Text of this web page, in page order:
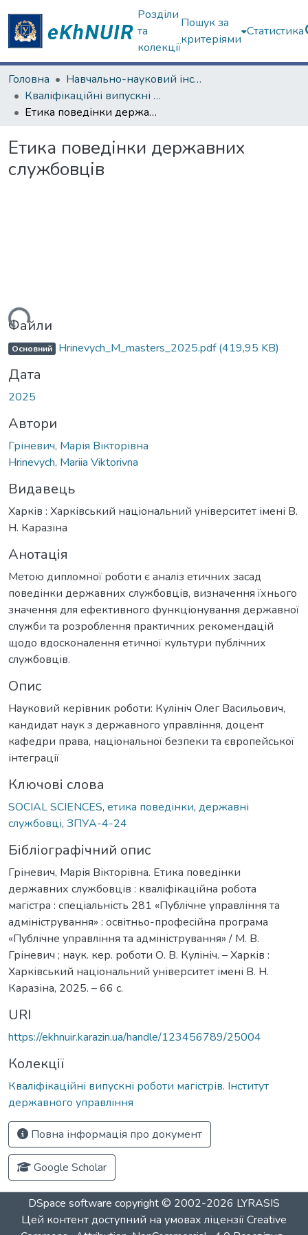
Розділи
та
колекції
Пошук за
критеріями
Статистика
Головна
Навчально-науковий інститут "Інститут державного управління"
Кваліфікаційні випускні роботи магістрів. Інститут державного управління
Етика поведінки державних службовців
Етика поведінки державних
службовців
Файли
Основний Hrinevych_M_masters_2025.pdf(419,95 KB)
Дата
2025
Автори
Гріневич, Марія Вікторівна
Hrinevych, Mariia Viktorivna
Видавець
Харків : Харківський національний університет імені В.
Н. Каразіна
Анотація
Метою дипломної роботи є аналіз етичних засад
поведінки державних службовців, визначення їхнього
значення для ефективного функціонування державної
служби та розроблення практичних рекомендацій
щодо вдосконалення етичної культури публічних
службовців.
Опис
Науковий керівник роботи: Кулініч Олег Васильович,
кандидат наук з державного управління, доцент
кафедри права, національної безпеки та європейської
інтеграції
Ключові слова
SOCIAL SCIENCES, етика поведінки, державні
службовці, ЗПУА-4-24
Бібліографічний опис
Гріневич, Марія Вікторівна. Етика поведінки
державних службовців : кваліфікаційна робота
магістра : спеціальність 281 «Публічне управління та
адміністрування» : освітньо-професійна програма
«Публічне управління та адміністрування» / М. В.
Гріневич ; наук. кер. роботи О. В. Кулініч. – Харків :
Харківський національний університет імені В. Н.
Каразіна, 2025. – 66 с.
URI
https://ekhnuir.karazin.ua/handle/123456789/25004
Колекції
Кваліфікаційні випускні роботи магістрів. Інститут
державного управління
Повна інформація про документ
Google Scholar
DSpace software copyright © 2002-2026 LYRASIS
Цей контент доступний на умовах ліцензіїCreative